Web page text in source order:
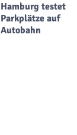
Hamburg testet
Parkplätze auf
Autobahn